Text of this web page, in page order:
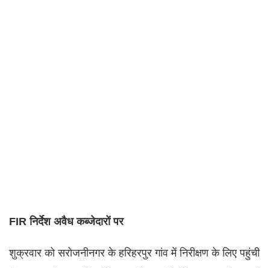
FIR निर्देश अवैध कब्जेदारों पर
शुक्रवार को सरोजनीनगर के हरिहरपुर गांव में निरीक्षण के लिए पहुंची